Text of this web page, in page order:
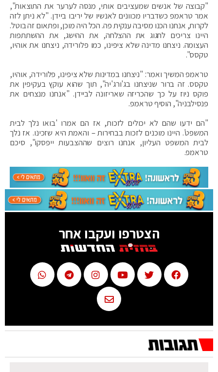
"קבוצה של אנשים שמעציבים אותי, מנסה לערער את התוצאות",
אמר טראמפ כשדבריו מכוונים לאנשיו של יריבו ביידן. "לא ניתן לזה
לקרות, אנחנו הכנו מסיבה ענקית פה. הכל היה מוכן, ופתאום זה בוטל.
היינו צריכים לחגוג את ההצלחה, את ההישג, את ההשתתפות
העצומה. ניצחנו מדינה שלא ציפינו, כמו פלורידה, ניצחנו את אוהיו,
טקסס".
טראמפ המשיך ואמר: "ניצחנו במדינות שלא ציפינו, פלורידה, אוהיו,
טקסס. זה ברור שניצחנו בג'ורג'יה", תוך שהוא עוקץ בעקיפין את
פוקס ניוז על כך שהכריזה שאריזונה לביידן. "אנחנו מנצחים את
פנסילבניה", הוסיף טראמפ.
"הם ידעו שהם לא יכולים לזכות, אז הם אמרו 'בואו נלך לבית
המשפט'. היינו מוכנים לזכות בבחירות – והאמת היא שזכינו. אז נלך
לבית המשפט העליון, אנחנו רוצים שההצבעות ייפסקו", סיכם
טראמפ.
הצטרפו ועקבו אחר